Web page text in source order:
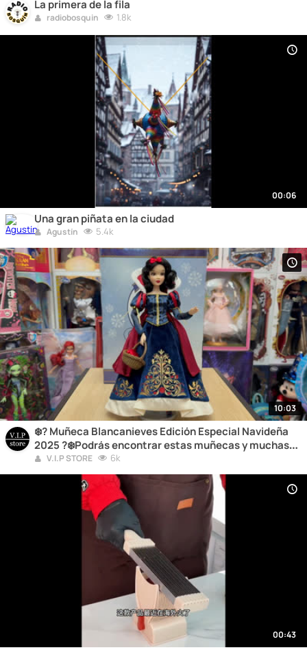
La primera de la fila
radiobosquin 1.8k
00:06
Una gran piñata en la ciudad
Agustín 5.4k
10:03
❄️? Muñeca Blancanieves Edición Especial Navideña
2025 ?❄️Podrás encontrar estas muñecas y muchas
más en el link del video
V.I.P STORE 6k
00:43